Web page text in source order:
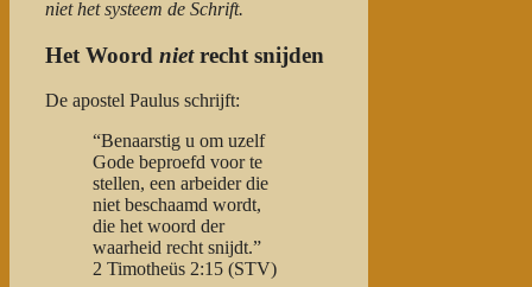
niet het systeem de Schrift.
Het Woord nietrecht snijden
De apostel Paulus schrijft:
“Benaarstig u om uzelf
Gode beproefd voor te
stellen, een arbeider die
niet beschaamd wordt,
die het woord der
waarheid recht snijdt.”
2 Timotheüs 2:15 (STV)